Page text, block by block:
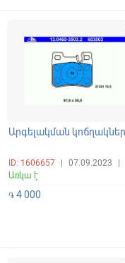
Արգելակման կոճղակներ
ID: 1606657 07.09.2023
Առկա է
֏ 4 000